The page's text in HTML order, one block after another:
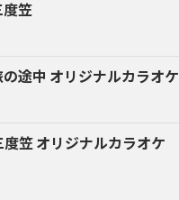
度笠
の途中 オリジナルカラオケ
度笠 オリジナルカラオケ